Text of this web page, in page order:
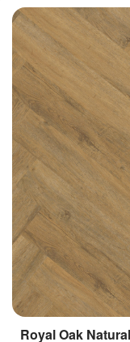
Royal Oak Natural